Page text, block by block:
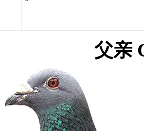
父亲